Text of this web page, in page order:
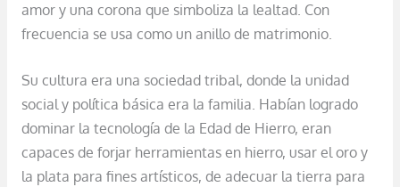
amor y una corona que simboliza la lealtad. Con
frecuencia se usa como un anillo de matrimonio.
Su cultura era una sociedad tribal, donde la unidad
social y política básica era la familia. Habían logrado
dominar la tecnología de la Edad de Hierro, eran
capaces de forjar herramientas en hierro, usar el oro y
la plata para fines artísticos, de adecuar la tierra para